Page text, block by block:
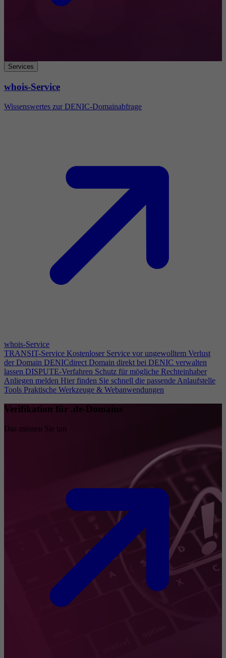
Services
whois-Service
Wissenswertes zur DENIC-Domainabfrage
whois-Service
TRANSIT-Service Kostenloser Service vor ungewolltem Verlust
der Domain DENICdirect Domain direkt bei DENIC verwalten
lassen DISPUTE-Verfahren Schutz für mögliche Rechteinhaber
Anliegen melden Hier finden Sie schnell die passende Anlaufstelle
Tools Praktische Werkzeuge & Webanwendungen
Verifikation für .de-Domains
Das müssen Sie tun